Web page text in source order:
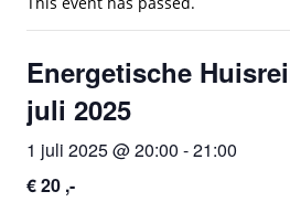
Energetische
juli 2025
1 juli 2025 @ 20:00 -21:00
€ 20 ,-